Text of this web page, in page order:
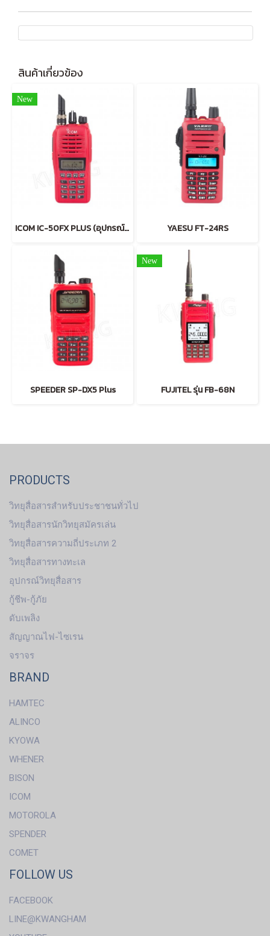
สินค้าเกี่ยวข้อง
New
ICOM IC-50FX PLUS (อุปกรณ์แท้จากโรงงานผู้ผลิต แบตหนา) YAESU FT-24RS
SPEEDER SP-DX5 Plus
New
FUJITEL รุ่น FB-68N
PRODUCTS
วิทยุสื่อสารสำหรับประชาชนทั่วไป
วิทยุสื่อสารนักวิทยุสมัครเล่น
วิทยุสื่อสารความถี่ประเภท 2
วิทยุสื่อสารทางทะเล
อุปกรณ์วิทยุสื่อสาร
กู้ชีพ-กู้ภัย
ดับเพลิง
สัญญาณไฟ-ไซเรน
จราจร
BRAND
HAMTEC
ALINCO
KYOWA
WHENER
BISON
ICOM
MOTOROLA
SPENDER
COMET
FOLLOW US
FACEBOOK
LINE@KWANGHAM